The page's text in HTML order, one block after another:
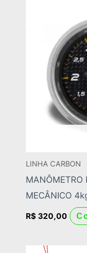
LINHA CARBON
MANÔMETRO
MECÂNICO
R$ 320,00